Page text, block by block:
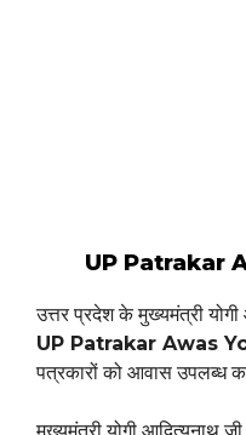
UP Patrakar
उत्तर प्रदेश के मुख्यमंत्री योगी
UP Patrakar Awas
पत्रकारों को आवास उपलब्ध